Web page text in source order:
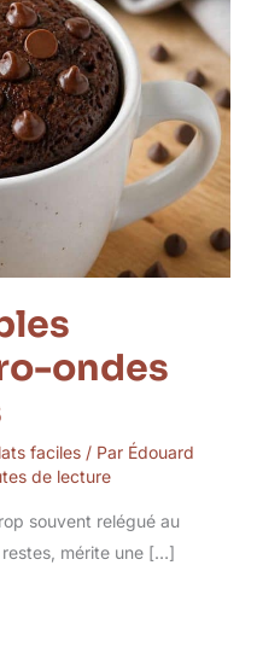
ondes
faciles/ Par Édouard
de lecture
souvent relégué au
mérite une […]